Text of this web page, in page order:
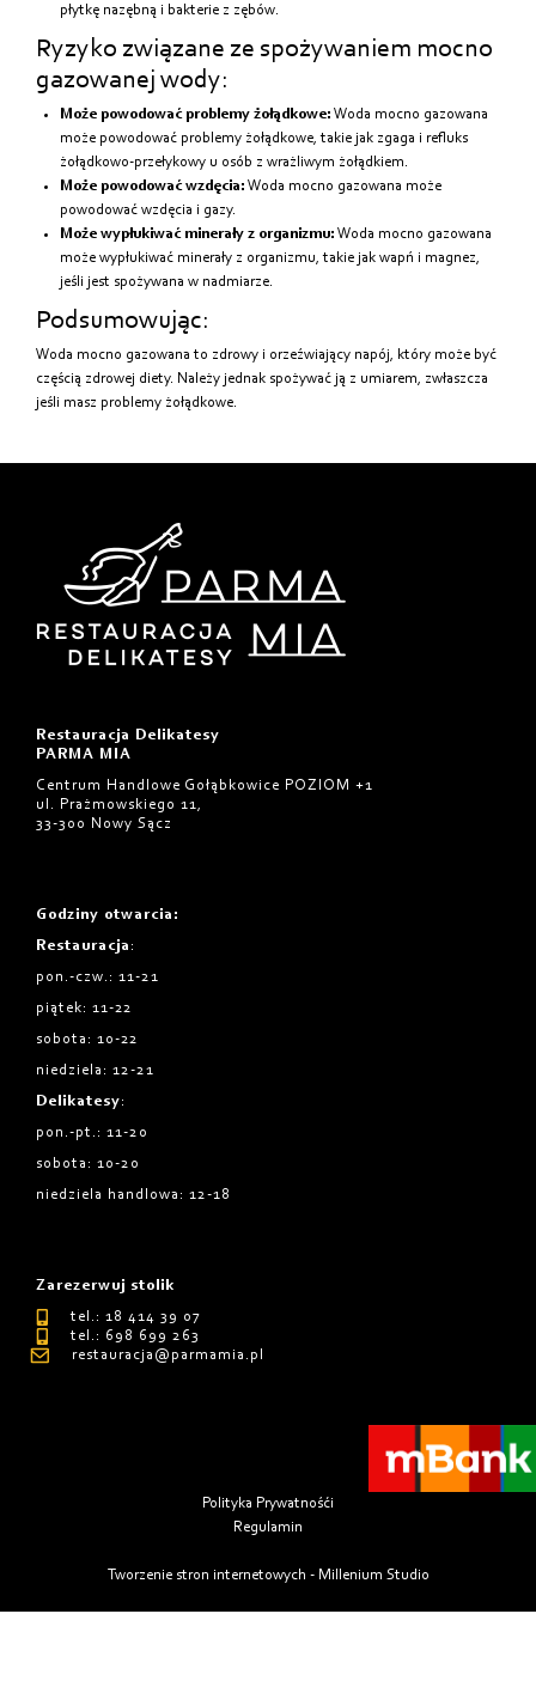
płytkę nazębną i bakterie z zębów.
Ryzyko związane ze spożywaniem mocno
gazowanej wody:
Może powodować problemy żołądkowe: Woda mocno gazowana
może powodować problemy żołądkowe, takie jak zgaga i refluks
żołądkowo-przełykowy u osób z wrażliwym żołądkiem.
Może powodować wzdęcia: Woda mocno gazowana może
powodować wzdęcia i gazy.
Może wypłukiwać minerały z organizmu: Woda mocno gazowana
może wypłukiwać minerały z organizmu, takie jak wapń i magnez,
jeśli jest spożywana w nadmiarze.
Podsumowując:
Woda mocno gazowana to zdrowy i orzeźwiający napój, który może być
częścią zdrowej diety. Należy jednak spożywać ją z umiarem, zwłaszcza
jeśli masz problemy żołądkowe.
Restauracja Delikatesy
PARMA MIA
Centrum Handlowe Gołąbkowice POZIOM +1
ul. Prażmowskiego 11,
33-300 Nowy Sącz
Godziny otwarcia :
Restauracja :
pon.-czw.: 11-21
piątek: 11-22
sobota: 10-22
niedziela: 12-21
Delikatesy:
pon.-pt.: 11-20
sobota: 10-20
niedziela handlowa: 12-18
Zarezerwuj stolik
tel.: 18 414 39 07
tel.: 698 699 263
restauracja@parmamia.pl
Polityka Prywatnośći
Regulamin
Tworzenie stron internetowych - Millenium Studio